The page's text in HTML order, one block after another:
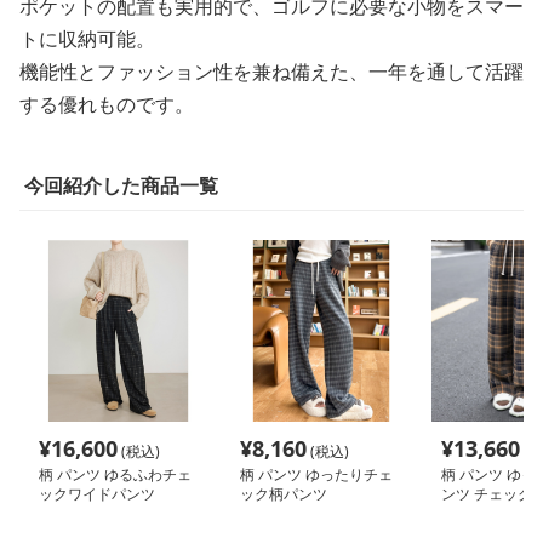
ポケットの配置も実用的で、ゴルフに必要な小物をスマー
トに収納可能。
機能性とファッション性を兼ね備えた、一年を通して活躍
する優れものです。
今回紹介した商品一覧
¥16,600(税込)
柄 パンツ ゆるふわチェ
ックワイドパンツ
¥8,160(税込)
柄 パンツ ゆったりチェ
ック柄パンツ
¥13,660
柄 パンツ ゆっ
ンツ チェック